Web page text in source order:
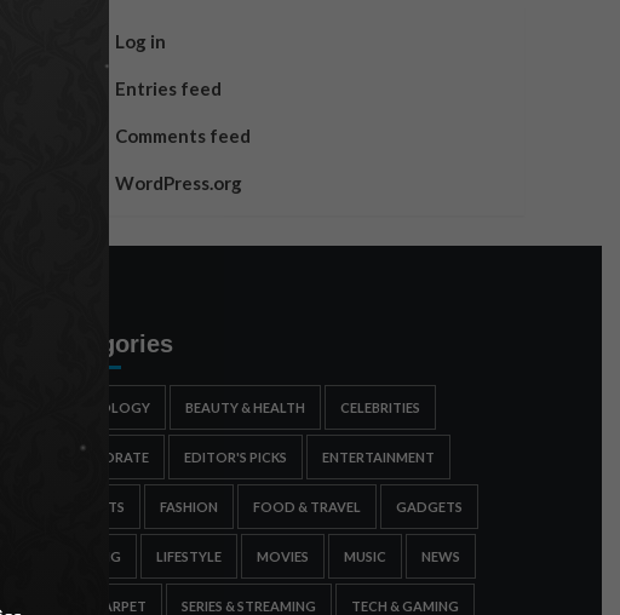
Log in
Entries feed
Comments feed
WordPress.org
Categories
ASTROLOGY BEAUTY & HEALTH CELEBRITIES
CORPORATE EDITOR'S PICKS ENTERTAINMENT
ESPORTS FASHION FOOD & TRAVEL GADGETS
GAMING LIFESTYLE MOVIES MUSIC NEWS
RED CARPET SERIES & STREAMING TECH & GAMING